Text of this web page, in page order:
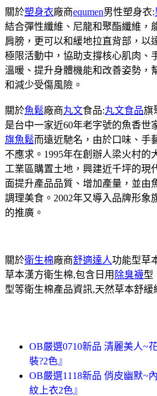
關於塑身衣廠商equmen男性塑身衣:
結合彈性纖維、尼龍和聚酯纖維，
肩膀，更可以和緩地拉直背部，以
極限活動中，協助支撐核心肌肉、
溫暖、提升身體機能和改善姿勢，
和減少受傷風險。
關於魚鬆廠商丸文食品:丸文食品旗
是台中一家近60年老字號的魚香世
旗魚鬆而遠近馳名，由於口味、手
不應求。1995年在創辦人梁火村的
工業區購置土地，興建近千坪的現
面提升產品品質、增加產量，並由
調理美食。2002年又導入品牌形象
的推廣。
關於衛生棉廠商舒適達人功能型草
草本漢方衛生棉,包含日用 除臭襪型
型等衛生棉產品資訊,天然草本舒緩
OB嚴選0710新品 清麗美人~
裝?2色』
OB嚴選1118新品 俏皮幽默~
紋上衣2色』